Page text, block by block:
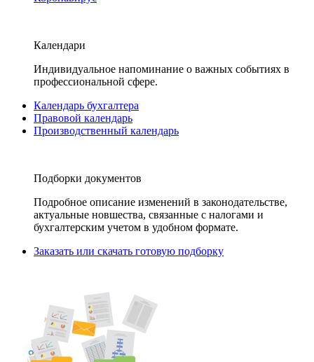
Календари
Индивидуальное напоминание о важных событиях в
профессиональной сфере.
Календарь бухгалтера
Правовой календарь
Производственный календарь
Подборки документов
Подробное описание изменений в законодательстве,
актуальные новшества, связанные с налогами и
бухгалтерским учетом в удобном формате.
Заказать или скачать готовую подборку